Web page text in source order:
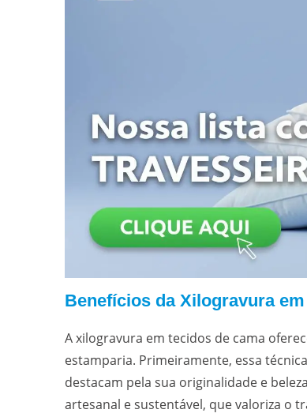
Benefícios da Xilogravura
A xilogravura em tecidos de cama
estamparia. Primeiramente, essa
destacam pela sua originalidade e
artesanal e sustentável, que valoriza o